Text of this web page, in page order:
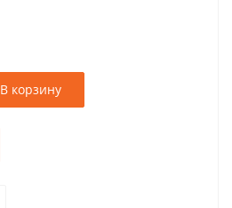
В корзину